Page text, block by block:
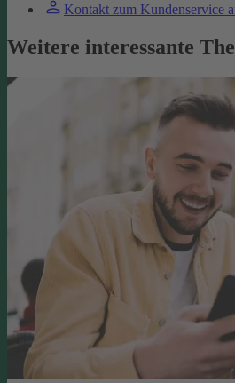
Kontakt zum Kundenservice
Weitere interessante